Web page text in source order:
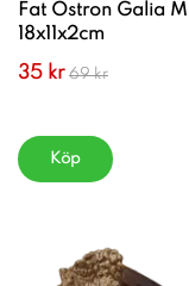
Fat Ostron Galia
18x11x2cm
35 kr 69 kr
Köp